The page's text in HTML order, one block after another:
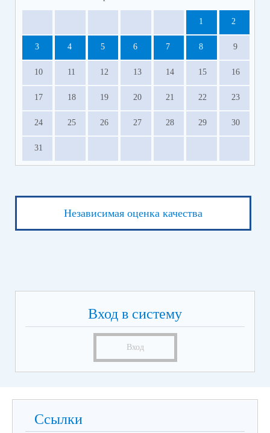
1 2
3 4 5 6 7 8 9
10 11 12 13 14 15 16
17 18 19 20 21 22 23
24 25 26 27 28 29 30
31
Независимая оценка качества
Вход в систему
Вход
Ссылки